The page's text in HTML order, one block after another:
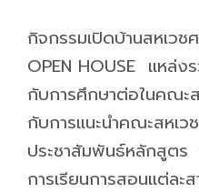
กิจกรรมเปิดบ้านสหเวช
OPEN HOUSE แหล่ง
กับการศึกษาต่อในคณ
กับการแนะนำคณะสหเว
ประชาสัมพันธ์หลักสูตร
การเรียนการสอนแต่ละ